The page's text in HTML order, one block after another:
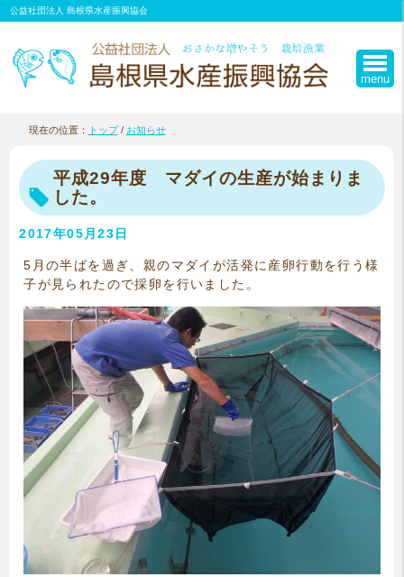
このページの本文へ
公益社団法人 島根県水産振興協会
menu
現在の位置： トップ/ お知らせ
平成29年度 マダイの生産が始まりま
した。
2017年05月23日
5月の半ばを過ぎ、親のマダイが活発に産卵行動を行う様
子が見られたので採卵を行いました。